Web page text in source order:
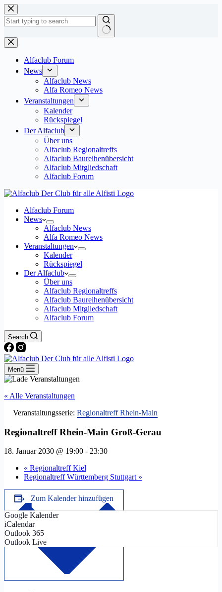
Zum
Inhalt
springen
Keine
Ergebnisse
Alfaclub Forum
News
Alfaclub News
Alfa Romeo News
Veranstaltungen
Kalender
Rückspiegel
Der Alfaclub
Über uns
Alfaclub Regionaltreffs
Alfaclub Baureihenübersicht
Alfaclub Mitgliedschaft
Alfaclub Forum
Alfaclub Forum
News
Alfaclub News
Alfa Romeo News
Veranstaltungen
Kalender
Rückspiegel
Der Alfaclub
Über uns
Alfaclub Regionaltreffs
Alfaclub Baureihenübersicht
Alfaclub Mitgliedschaft
Alfaclub Forum
Search
Menü
« Alle Veranstaltungen
Veranstaltungsserie: Regionaltreff Rhein-Main
Regionaltreff Rhein-Main Groß-Gerau
18. Januar 2030 @ 19:00 - 23:30
« Regionaltreff Kiel
Regionaltreff Württemberg Stuttgart »
Zum Kalender hinzufügen
Google Kalender
iCalendar
Outlook 365
Outlook Live